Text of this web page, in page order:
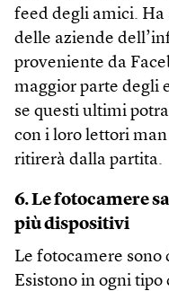
feed degli amici. Ha
delle aziende
proveniente da
maggior parte degli
se questi ultimi
con i loro lettori
ritirerà dalla partita.
6. Le fotocamere
più dispositivi
Le fotocamere
Esistono in ogni